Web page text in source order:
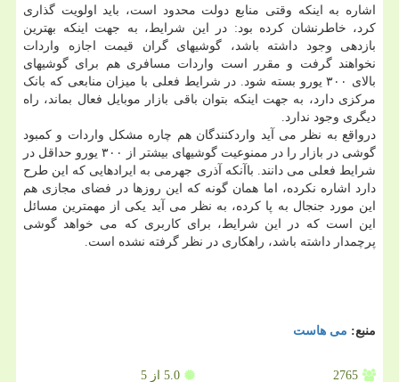
اشاره به اینکه وقتی منابع دولت محدود است، باید اولویت گذاری
کرد، خاطرنشان کرده بود: در این شرایط، به جهت اینکه بهترین
بازدهی وجود داشته باشد، گوشیهای گران قیمت اجازه واردات
نخواهند گرفت و مقرر است واردات مسافری هم برای گوشیهای
بالای ۳۰۰ یورو بسته شود. در شرایط فعلی با میزان منابعی که بانک
مرکزی دارد، به جهت اینکه بتوان باقی بازار موبایل فعال بماند، راه
دیگری وجود ندارد.
درواقع به نظر می آید واردکنندگان هم چاره مشکل واردات و کمبود
گوشی در بازار را در ممنوعیت گوشیهای بیشتر از ۳۰۰ یورو حداقل در
شرایط فعلی می دانند. باآنکه آذری جهرمی به ایرادهایی که این طرح
دارد اشاره نکرده، اما همان گونه که این روزها در فضای مجازی هم
این مورد جنجال به پا کرده، به نظر می آید یکی از مهمترین مسائل
این است که در این شرایط، برای کاربری که می خواهد گوشی
پرچمدار داشته باشد، راهکاری در نظر گرفته نشده است.
منبع: می هاست
2765
5.0 از 5